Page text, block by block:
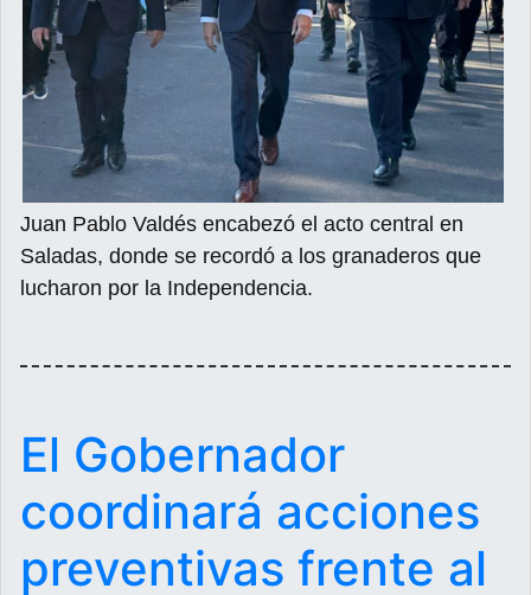
Juan Pablo Valdés encabezó el acto central en
Saladas, donde se recordó a los granaderos que
lucharon por la Independencia.
El Gobernador
coordinará acciones
preventivas frente al